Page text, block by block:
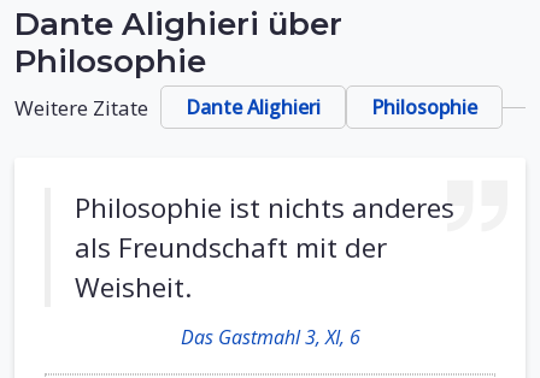
Dante Alighieri über
Philosophie
Weitere Zitate Dante Alighieri Philosophie
Philosophie ist nichts anderes
als Freundschaft mit der
Weisheit.
Das Gastmahl 3, XI, 6